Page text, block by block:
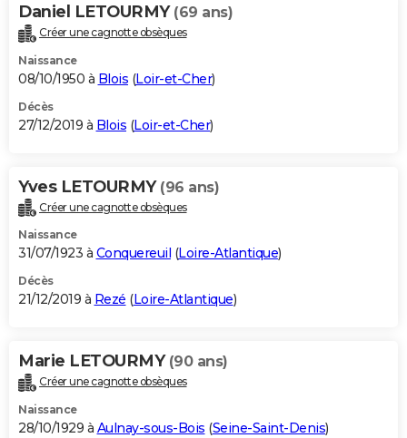
Daniel LETOURMY (69 ans)
Créer une cagnotte obsèques
Naissance
08/10/1950 à Blois (Loir-et-Cher)
Décès
27/12/2019 à Blois (Loir-et-Cher)
Yves LETOURMY (96 ans)
Créer une cagnotte obsèques
Naissance
31/07/1923 à Conquereuil (Loire-Atlantique)
Décès
21/12/2019 à Rezé (Loire-Atlantique)
Marie LETOURMY (90 ans)
Créer une cagnotte obsèques
Naissance
28/10/1929 à Aulnay-sous-Bois (Seine-Saint-Denis)